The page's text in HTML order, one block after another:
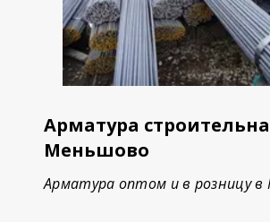
Арматура
Меньшово
Арматура оптом и в розницу